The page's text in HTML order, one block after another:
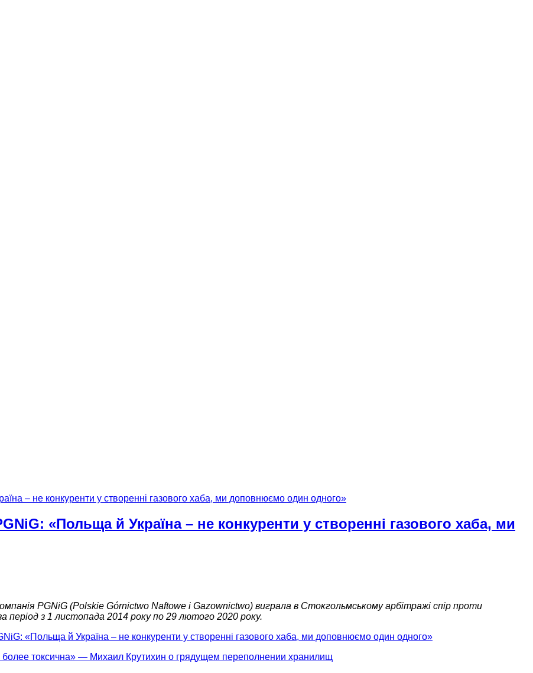
«Польща й Україна – не конкуренти у створенні газового хаба, ми
PGNiG (Polskie Górnictwo Naftowe i Gazownictwo) виграла в Стокгольмському арбітражі спір проти
період з 1 листопада 2014 року по 29 лютого 2020 року.
«Польща й Україна – не конкуренти у створенні газового хаба, ми доповнюємо один одного»